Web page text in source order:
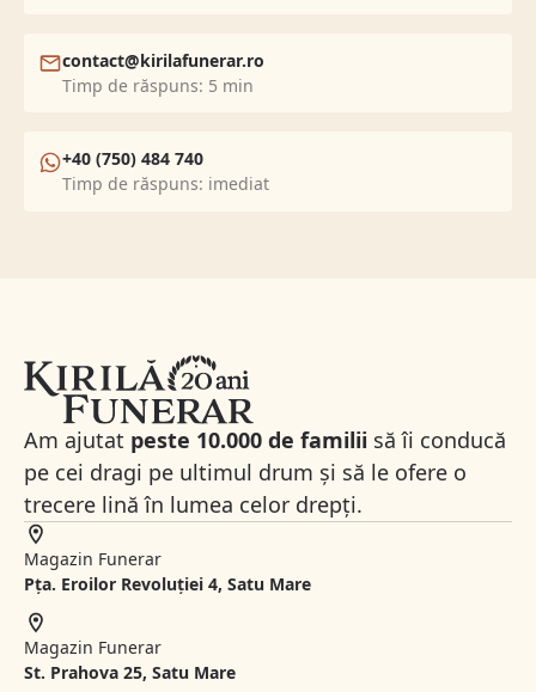
contact@kirilafunerar.ro
Timp de răspuns: 5 min
+40 (750) 484 740
Timp de răspuns: imediat
Am ajutat peste 10.000 de familii să îi conducă
pe cei dragi pe ultimul drum și să le ofere o
trecere lină în lumea celor drepți.
Magazin Funerar
Pța. Eroilor Revoluției 4, Satu Mare
Magazin Funerar
St. Prahova 25, Satu Mare